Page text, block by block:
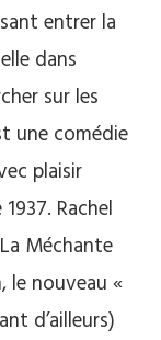
entrer la
dans
sur les
une comédie
plaisir
Rachel
Méchante
le nouveau «
d’ailleurs)